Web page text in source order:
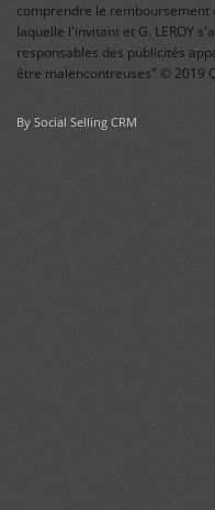
comprendre le remboursement
laquelle l'invitant et G. LEROY
responsables des publicités
être malencontreuses" © 2019
By Social Selling CRM